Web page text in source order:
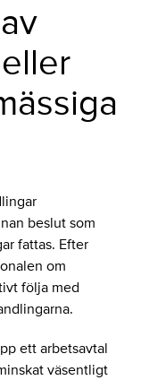
beslut som
fattas. Efter
om
följa med
ett arbetsavtal
väsentligt